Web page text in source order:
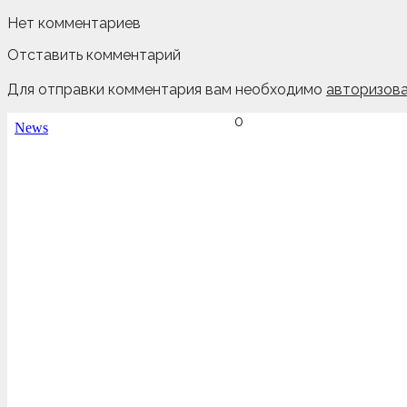
Нет комментариев
Отставить комментарий
Для отправки комментария вам необходимо
0